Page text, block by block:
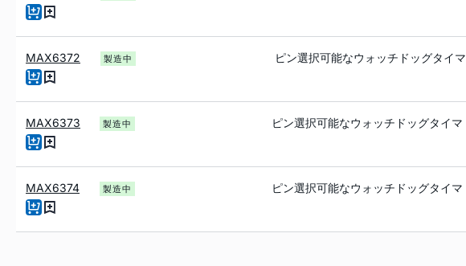
MAX6372 製造中 ピン選択可能なウォッチドッグタイマ
MAX6373 製造中 ピン選択可能なウォッチドッグタイマ
MAX6374 製造中 ピン選択可能なウォッチドッグタイマ